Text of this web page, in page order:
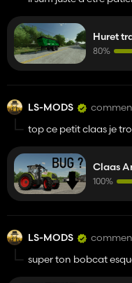
Huret
80%
LS-MODS
top ce petit claas je
Claas
100%
LS-MODS
super ton bobcat